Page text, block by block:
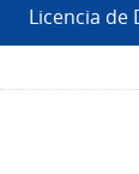
Licencia de